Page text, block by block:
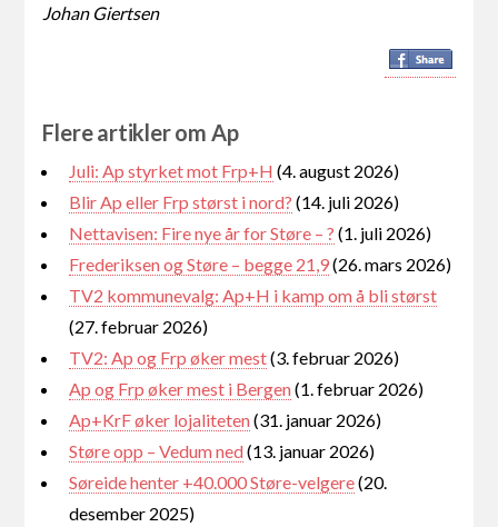
Johan Giertsen
Flere artikler om Ap
Juli: Ap styrket mot Frp+H (4. august 2026)
Blir Ap eller Frp størst i nord? (14. juli 2026)
Nettavisen: Fire nye år for Støre – ? (1. juli 2026)
Frederiksen og Støre – begge 21,9(26. mars 2026)
TV2 kommunevalg: Ap+H i kamp om å bli størst
(27. februar 2026)
TV2: Ap og Frp øker mest(3. februar 2026)
Ap og Frp øker mest i Bergen(1. februar 2026)
Ap+KrF øker lojaliteten(31. januar 2026)
Støre opp – Vedum ned(13. januar 2026)
Søreide henter +40.000 Støre-velgere(20.
desember 2025)